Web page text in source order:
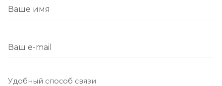
Удобный способ связи